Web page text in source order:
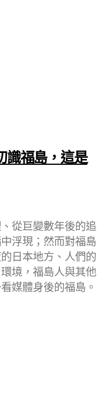
識福島，這是
從巨變數年後的追
浮現；然而對福島
日本地方、人們的
境，福島人與其他
媒體身後的福島。